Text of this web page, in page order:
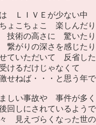
ＬＩＶＥが少ない中
ょこちょこ 楽しんだり
技術の高さに 驚いたり
繋がりの深さを感じたり
ていただいて 反省した
けるだけじゃなくて
ねば・・・と思う年で
しい事故や 事件が多く
回しにされているようで
見えづらくなった世の